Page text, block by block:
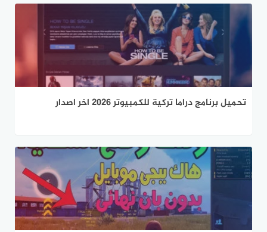
تحميل برنامج دراما تركية للكمبيوتر 2026 اخر اصدار